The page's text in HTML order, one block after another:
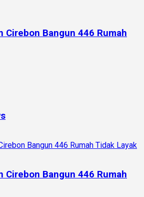
Cirebon Bangun 446 Rumah
Cirebon Bangun 446 Rumah